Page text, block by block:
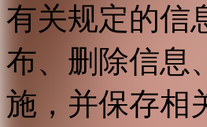
有关规定的信
布、删除信息
施，并保存相